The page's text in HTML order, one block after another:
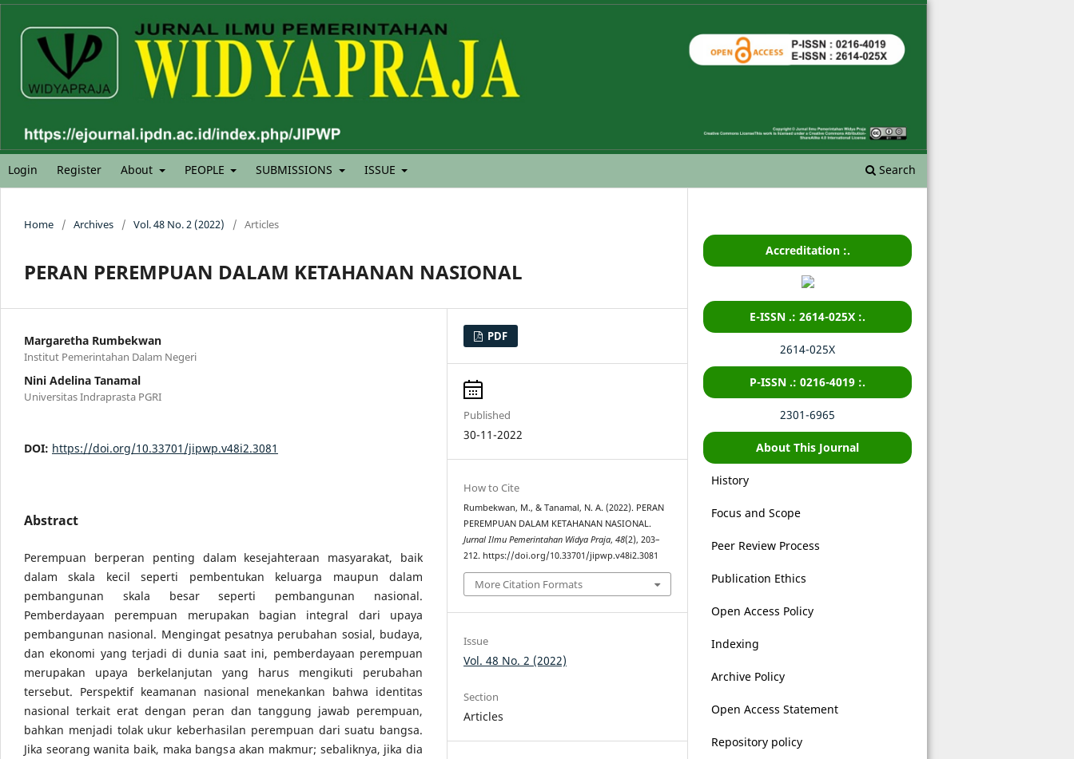
Login Register About PEOPLE SUBMISSIONS ISSUE Search
Home / Archives / Vol. 48 No. 2 (2022) / Articles
PERAN PEREMPUAN DALAM KETAHANAN NASIONAL
Margaretha Rumbekwan
Institut Pemerintahan Dalam Negeri
Nini Adelina Tanamal
Universitas Indraprasta PGRI
DOI: https://doi.org/10.33701/jipwp.v48i2.3081
Abstract
Perempuan berperan penting dalam kesejahteraan masyarakat, baik
dalam skala kecil seperti pembentukan keluarga maupun dalam
pembangunan skala besar seperti pembangunan nasional.
Pemberdayaan perempuan merupakan bagian integral dari upaya
pembangunan nasional. Mengingat pesatnya perubahan sosial, budaya,
dan ekonomi yang terjadi di dunia saat ini, pemberdayaan perempuan
merupakan upaya berkelanjutan yang harus mengikuti perubahan
tersebut. Perspektif keamanan nasional menekankan bahwa identitas
nasional terkait erat dengan peran dan tanggung jawab perempuan,
bahkan menjadi tolak ukur keberhasilan perempuan dari suatu bangsa.
Jika seorang wanita baik, maka bangsa akan makmur; sebaliknya, jika dia
PDF
Published
30-11-2022
How to Cite
Rumbekwan, M., & Tanamal, N. A. (2022). PERAN
PEREMPUAN DALAM KETAHANAN NASIONAL.
Jurnal Ilmu Pemerintahan Widya Praja,48(2), 203–
212. https://doi.org/10.33701/jipwp.v48i2.3081
More Citation Formats
Issue
Vol. 48 No. 2 (2022)
Section
Articles
Accreditation :.
E-ISSN .: 2614-025X :.
2614-025X
P-ISSN .: 0216-4019 :.
2301-6965
About This Journal
History
Focus and Scope
Peer Review Process
Publication Ethics
Open Access Policy
Indexing
Archive Policy
Open Access Statement
Repository policy